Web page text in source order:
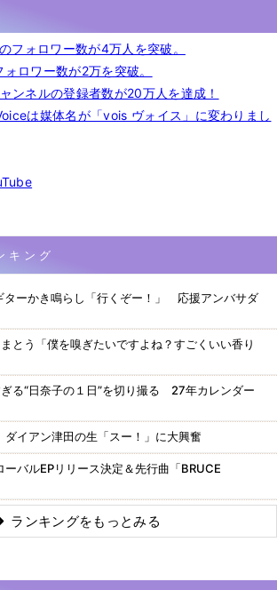
ォロワー数が4万人を突破。
ロワー数が2万を突破。
ネルの登録者数が20万人を達成！
は媒体名が「vois ヴォイス」に変わりまし
キング
ーかき鳴らし「行くぞー！」 応援アンバサダ
う「僕を嗅ぎたいですよね？すごくいい香り
“日奈子の１日”を切り撮る 27年カレンダー
イアン津田の生「スー！」に大興奮
バルEPリリース決定＆先行曲「BRUCE
ランキングをもっとみる